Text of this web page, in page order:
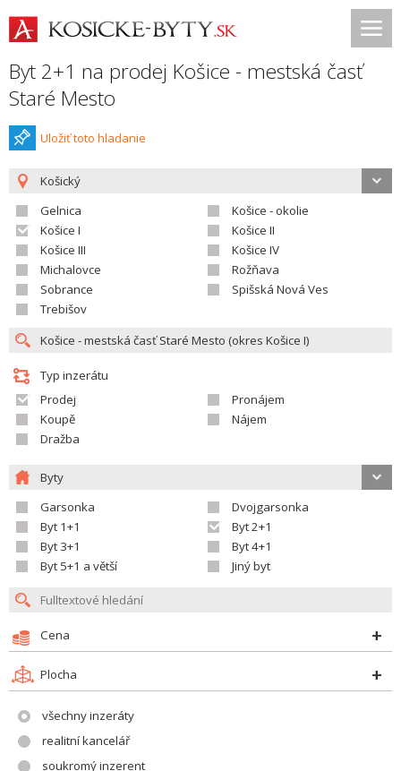
Byt 2+1 na prodej Košice - mestská časť
Staré Mesto
Uložiť toto hladanie
Košický
Gelnica
Košice - okolie
Košice I
Košice II
Košice III
Košice IV
Michalovce
Rožňava
Sobrance
Spišská Nová Ves
Trebišov
Typ inzerátu
Prodej
Pronájem
Koupě
Nájem
Dražba
Byty
Garsonka
Dvojgarsonka
Byt 1+1
Byt 2+1
Byt 3+1
Byt 4+1
Byt 5+1 a větší
Jiný byt
Cena
Plocha
všechny inzeráty
realitní kancelář
soukromý inzerent